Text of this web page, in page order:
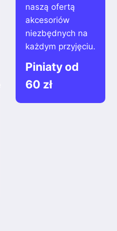
naszą ofertą
akcesoriów
niezbędnych na
każdym przyjęciu.
Piniaty od
60 zł